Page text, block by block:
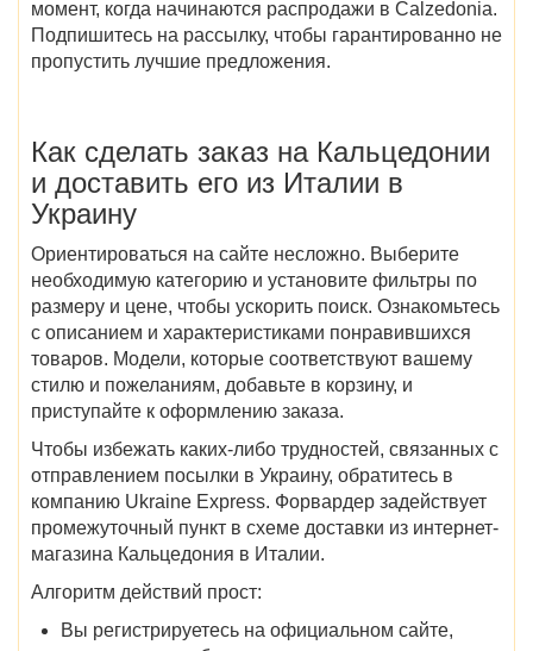
момент, когда начинаются распродажи в Calzedonia.
Подпишитесь на рассылку, чтобы гарантированно не
пропустить лучшие предложения.
Как сделать заказ на Кальцедонии
и доставить его из Италии в
Украину
Ориентироваться на сайте несложно. Выберите
необходимую категорию и установите фильтры по
размеру и цене, чтобы ускорить поиск. Ознакомьтесь
с описанием и характеристиками понравившихся
товаров. Модели, которые соответствуют вашему
стилю и пожеланиям, добавьте в корзину, и
приступайте к оформлению заказа.
Чтобы избежать каких-либо трудностей, связанных с
отправлением посылки в Украину, обратитесь в
компанию Ukraine Express. Форвардер задействует
промежуточный пункт в схеме доставки из интернет-
магазина Кальцедония в Италии.
Алгоритм действий прост:
Вы регистрируетесь на официальном сайте,